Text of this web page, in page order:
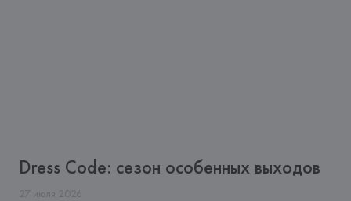
Dress Code: сезон особенных выходов
27 июля 2026